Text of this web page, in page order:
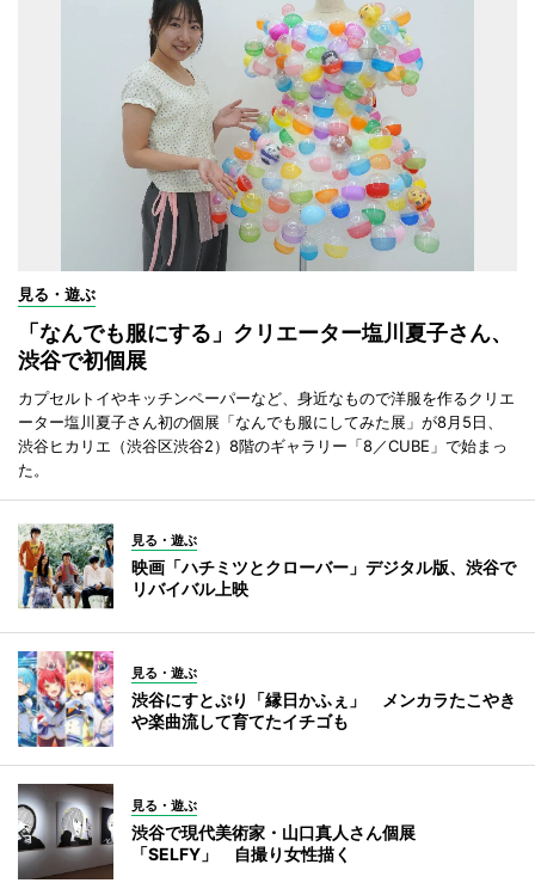
見る・遊ぶ
「なんでも服にする」クリエーター塩川夏子さん、
渋谷で初個展
カプセルトイやキッチンペーパーなど、身近なもので洋服を作るクリエ
ーター塩川夏子さん初の個展「なんでも服にしてみた展」が8月5日、
渋谷ヒカリエ（渋谷区渋谷2）8階のギャラリー「8／CUBE」で始まっ
た。
見る・遊ぶ
映画「ハチミツとクローバー」デジタル版、渋谷で
リバイバル上映
見る・遊ぶ
渋谷にすとぷり「縁日かふぇ」 メンカラたこやき
や楽曲流して育てたイチゴも
見る・遊ぶ
渋谷で現代美術家・山口真人さん個展
「SELFY」 自撮り女性描く